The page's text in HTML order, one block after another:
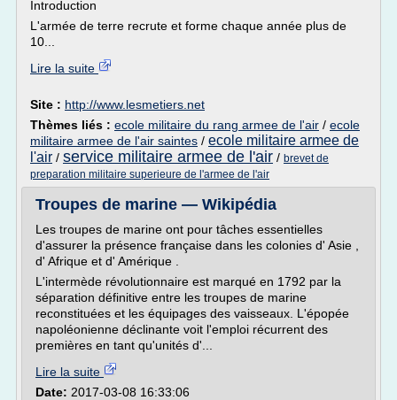
Introduction
L'armée de terre recrute et forme chaque année plus de
10...
Lire la suite
Site : http://www.lesmetiers.net
Thèmes liés : ecole militaire du rang armee de l'air / ecole
militaire armee de l'air saintes / ecole militaire armee de
l'air / service militaire armee de l'air / brevet de
preparation militaire superieure de l'armee de l'air
Troupes de marine — Wikipédia
Les troupes de marine ont pour tâches essentielles
d'assurer la présence française dans les colonies d' Asie ,
d' Afrique et d' Amérique .
L'intermède révolutionnaire est marqué en 1792 par la
séparation définitive entre les troupes de marine
reconstituées et les équipages des vaisseaux. L'épopée
napoléonienne déclinante voit l'emploi récurrent des
premières en tant qu'unités d'...
Lire la suite
Date: 2017-03-08 16:33:06